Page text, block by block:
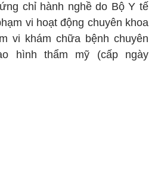
chỉ hành nghề do Bộ Y tế
vi hoạt động chuyên khoa
vi khám chữa bệnh chuyên
hình thẩm mỹ (cấp ngày